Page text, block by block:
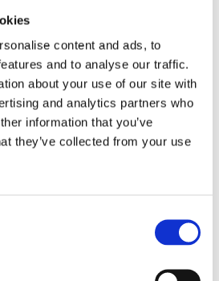
content and ads, to
and to analyse our traffic.
about your use of our site with
and analytics partners who
information that you’ve
they’ve collected from your use